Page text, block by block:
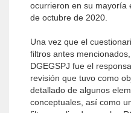
ocurrieron en su mayoría
de octubre de 2020.
Una vez que el
filtros antes
DGEGSPJ fue el
revisión que tuvo como
detallado de algunos
conceptuales, así como